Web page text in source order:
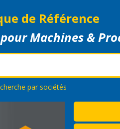
de Référence
Machines &
par sociétés